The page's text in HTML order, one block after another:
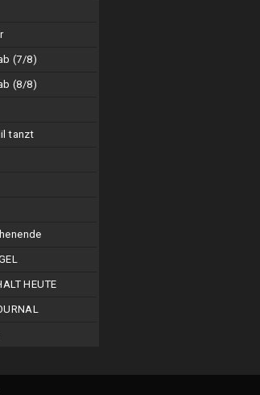
(7/8)
(8/8)
tanzt
HEUTE